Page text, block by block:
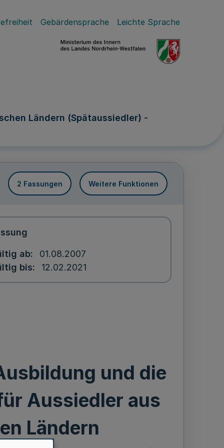
Gebärdensprache Leichte Sprache
Ländern (Spätaussiedler) -
2 Fassungen Weitere Funktionen
ab
01.08.2007
bis
12.02.2021
und die
Aussiedler aus
Ländern